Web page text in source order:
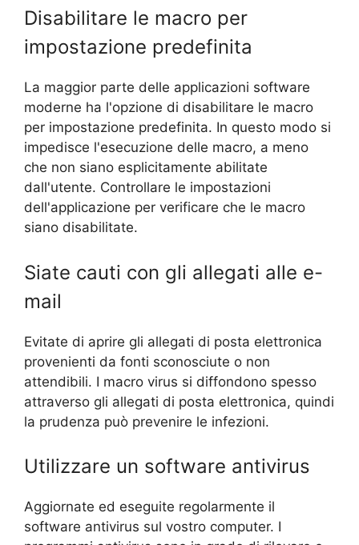
Disabilitare le macro per
impostazione predefinita
La maggior parte delle applicazioni software
moderne ha l'opzione di disabilitare le macro
per impostazione predefinita. In questo modo si
impedisce l'esecuzione delle macro, a meno
che non siano esplicitamente abilitate
dall'utente. Controllare le impostazioni
dell'applicazione per verificare che le macro
siano disabilitate.
Siate cauti con gli allegati alle e-
mail
Evitate di aprire gli allegati di posta elettronica
provenienti da fonti sconosciute o non
attendibili. I macro virus si diffondono spesso
attraverso gli allegati di posta elettronica, quindi
la prudenza può prevenire le infezioni.
Utilizzare un software antivirus
Aggiornate ed eseguite regolarmente il
software antivirus sul vostro computer. I